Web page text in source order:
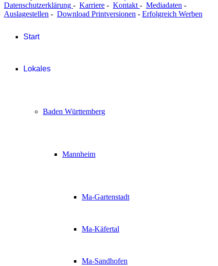
Datenschutzerklärung - Karriere - Kontakt - Mediadaten -
Auslagestellen - Download Printversionen - Erfolgreich Werben
Start
Lokales
Baden Württemberg
Mannheim
Ma-Gartenstadt
Ma-Käfertal
Ma-Sandhofen